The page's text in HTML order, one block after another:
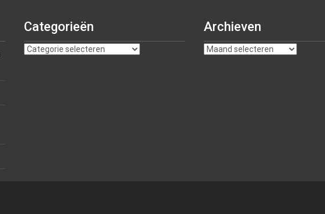
Categorieën Archieven